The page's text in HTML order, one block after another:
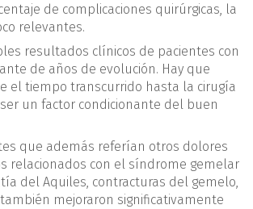
de complicaciones quirúrgicas, la
relevantes.
resultados clínicos de pacientes con
de años de evolución. Hay que
el tiempo transcurrido hasta la cirugía
un factor condicionante del buen
que además referían otros dolores
relacionados con el síndrome gemelar
del Aquiles, contracturas del gemelo,
mejoraron significativamente